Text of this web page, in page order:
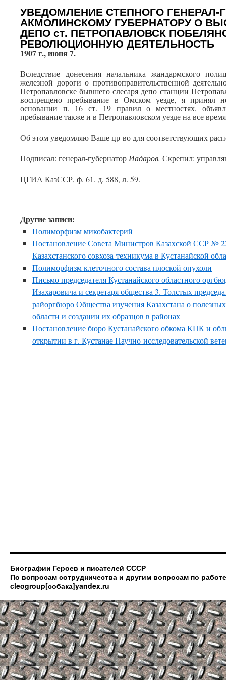
УВЕДОМЛЕНИЕ СТЕПНОГО ГЕНЕРАЛ-
АКМОЛИНСКОМУ ГУБЕРНАТОРУ О
ДЕПО ст. ПЕТРОПАВЛОВСК
РЕВОЛЮЦИОННУЮ ДЕЯТЕЛЬНОСТЬ
1907 г., июня 7.
Вследствие донесения начальника жандармского
железной дороги о противоправительственной
Петропавловске бывшего слесаря депо станции
воспрещено пребывание в Омском уезде, я принял
основании п. 16 ст. 19 правил о местностях,
пребывание также и в Петропавловском уезде на все
Об этом уведомляю Ваше цр-во для соответствующих
Подписал: генерал-губернатор Иадаров. Скрепил:
ЦГИА КазССР, ф. 61. д. 588, л. 59.
Другие записи:
Полиморфизм микобактерий
Постановление Совета Министров Казахской ССР №
Казахстанского совхоза-техникума в Кустанайской
Полиморфизм клеточного состава плоской опухоли
Письмо председателя Кустанайского областного
Изахаровича и секретаря общества 3. Толстых
райоргбюро Общества изучения Казахстана о
области и создании их образцов в районах
Постановление бюро Кустанайского обкома КПК и
открытии в г. Кустанае Научно-исследовательской
Биографии Героев и писателей СССР
По вопросам сотрудничества и другим вопросам по
cleogroup[собака]yandex.ru